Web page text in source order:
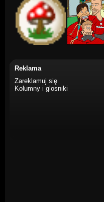
Reklama
Zareklamuj się
Kolumny i glosniki